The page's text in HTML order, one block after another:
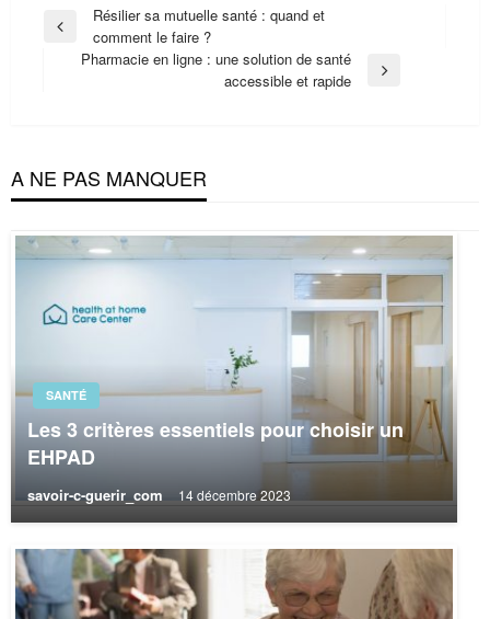
Navigation
Previous
Résilier sa mutuelle santé : quand et
comment le faire ?
Pharmacie en ligne : une solution de santé
accessible et rapide
A NE PAS MANQUER
SANTÉ
Les 3 critères essentiels pour choisir un
EHPAD
savoir-c-guerir_com 14 décembre 2023